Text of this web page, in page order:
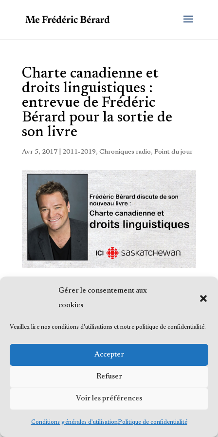
Gérer le consentement aux
cookies
Veuillez lire nos conditions d'utilisations et notre politique de confidentialité.
Accepter
Refuser
Voir les préférences
Conditions générales d’utilisationPolitique de confidentialité
Charte canadienne et
droits linguistiques :
entrevue de Frédéric
Bérard pour la sortie de
son livre
Avr 5, 2017| 2011-2019, Chroniques radio, Point du jour
© 2023 Me Frédéric Bérard, tous droits
réservés